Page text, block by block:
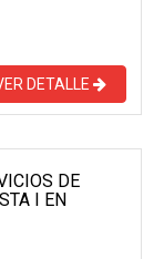
DETALLE
DE
I EN